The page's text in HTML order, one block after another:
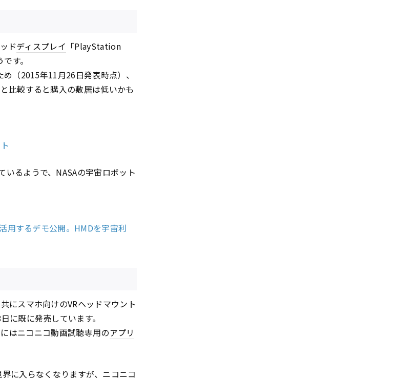
ドディスプレイ 「PlayStation
す。
（2015年11月26日発表時点）、
比較すると購入の敷居は低いかも
るようで、NASAの宇宙ロボット
用するデモ公開。HMDを宇宙利
にスマホ向けのVRヘッドマウント
に既に発売しています。
はニコニコ動画試聴専用のアプリ
に入らなくなりますが、ニコニコ